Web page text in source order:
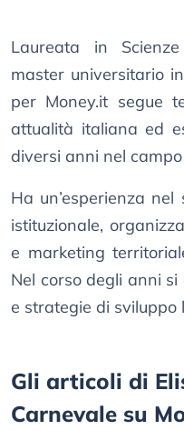
Laureata in
master universitario
per Money.it segue
attualità italiana ed
diversi anni nel
Ha un’esperienza
istituzionale,
e marketing
Nel corso degli anni
e strategie di sviluppo
Gli articoli di
Carnevale su